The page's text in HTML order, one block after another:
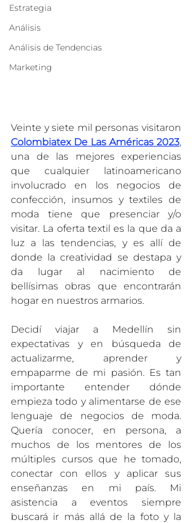
Estrategia
Análisis
Análisis de Tendencias
Marketing
Colombiatex De Las Américas 2023,
una de las mejores experiencias
que cualquier latinoamericano
involucrado en los negocios de
confección, insumos y textiles de
moda tiene que presenciar y/o
visitar. La oferta textil es la que da a
luz a las tendencias, y es allí de
donde la creatividad se destapa y
da lugar al nacimiento de
bellísimas obras que encontrarán
hogar en nuestros armarios.
Decidí viajar a Medellín sin
expectativas y en búsqueda de
actualizarme, aprender y
empaparme de mi pasión. Es tan
importante entender dónde
empieza todo y alimentarse de ese
lenguaje de negocios de moda.
Quería conocer, en persona, a
muchos de los mentores de los
múltiples cursos que he tomado,
conectar con ellos y aplicar sus
enseñanzas en mi país. Mi
asistencia a eventos siempre
buscará ir más allá de la foto y la